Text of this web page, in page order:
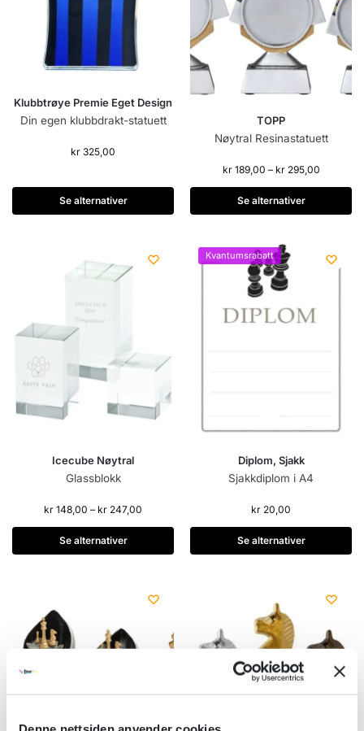
Klubbtrøye Premie Eget Design
Din egen klubbdrakt-statuett
kr 325,00
Se alternativer
TOPP
Nøytral Resinastatuett
kr189,00 – kr295,00
Se alternativer
Icecube Nøytral
Glassblokk
kr 148,00 – kr 247,00
Se alternativer
Kvantumsrabatt
Diplom, Sjakk
Sjakkdiplom i A4
kr 20,00
Se alternativer